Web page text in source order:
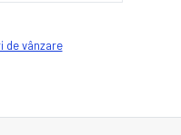
de vânzare